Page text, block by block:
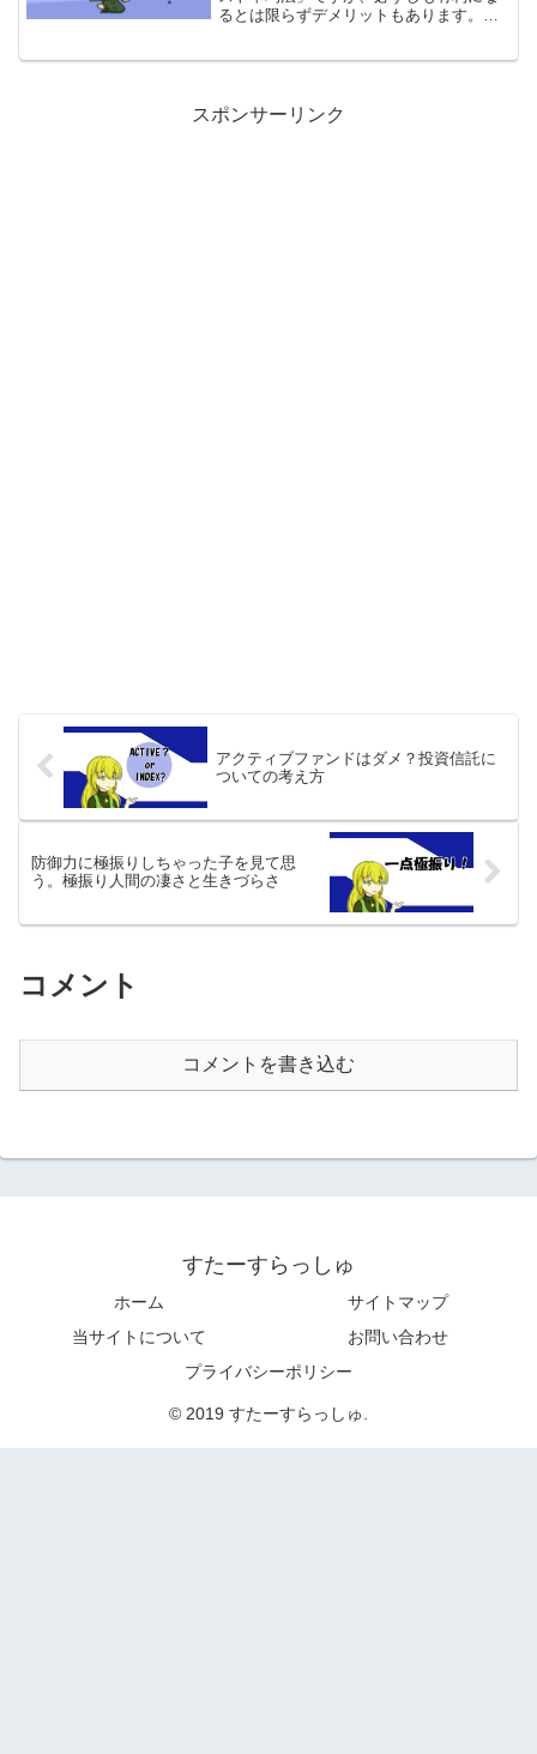
るとは限らずデメリットもあります。そ
スポンサーリンク
アクティブファンドはダメ？投資信託に
ついての考え方
防御力に極振りしちゃった子を見て思
う。極振り人間の凄さと生きづらさ
コメント
コメントを書き込む
すたーすらっしゅ
ホーム
サイトマップ
当サイトについて
お問い合わせ
プライバシーポリシー
© 2019 すたーすらっしゅ.